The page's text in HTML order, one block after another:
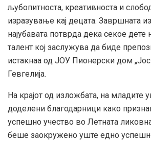
љубопитноста, креативноста и
изразување кај децата. Завршната
најубавата потврда дека секое дете
талент кој заслужува да биде
истакнаа од ЈОУ Пионерски дом
Гевгелија.
На крајот од изложбата, на младите
доделени благодарници како
успешно учество во Летната
беше заокружено уште едно